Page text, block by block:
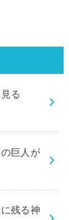
る
巨人が
残る神